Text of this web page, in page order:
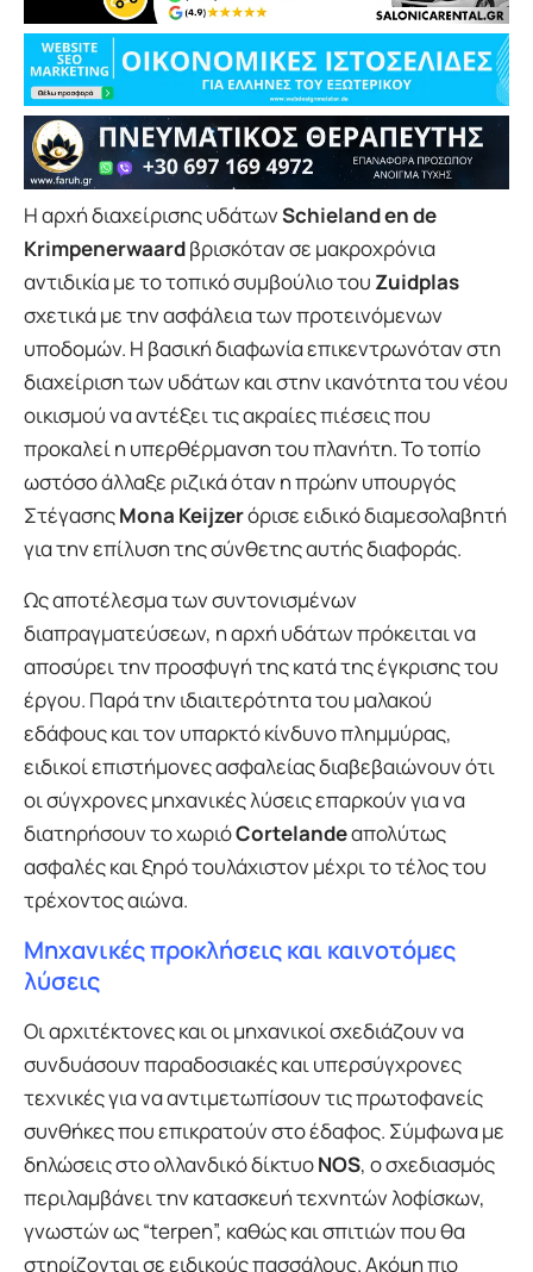
Η αρχή διαχείρισης υδάτωνSchieland en de
Krimpenerwaardβρισκόταν σε μακροχρόνια
αντιδικία με το τοπικό συμβούλιο του Zuidplas
σχετικά με την ασφάλεια των προτεινόμενων
υποδομών. Η βασική διαφωνία επικεντρωνόταν στη
διαχείριση των υδάτων και στην ικανότητα του νέου
οικισμού να αντέξει τις ακραίες πιέσεις που
προκαλεί η υπερθέρμανση του πλανήτη. Το τοπίο
ωστόσο άλλαξε ριζικά όταν η πρώην υπουργός
ΣτέγασηςMona Keijzerόρισε ειδικό διαμεσολαβητή
για την επίλυση της σύνθετης αυτής διαφοράς.
Ως αποτέλεσμα των συντονισμένων
διαπραγματεύσεων, η αρχή υδάτων πρόκειται να
αποσύρει την προσφυγή της κατά της έγκρισης του
έργου. Παρά την ιδιαιτερότητα του μαλακού
εδάφους και τον υπαρκτό κίνδυνο πλημμύρας,
ειδικοί επιστήμονες ασφαλείας διαβεβαιώνουν ότι
οι σύγχρονες μηχανικές λύσεις επαρκούν για να
διατηρήσουν το χωριόCortelandeαπολύτως
ασφαλές και ξηρό τουλάχιστον μέχρι το τέλος του
τρέχοντος αιώνα.
Μηχανικές προκλήσεις και καινοτόμες
λύσεις
Οι αρχιτέκτονες και οι μηχανικοί σχεδιάζουν να
συνδυάσουν παραδοσιακές και υπερσύγχρονες
τεχνικές για να αντιμετωπίσουν τις πρωτοφανείς
συνθήκες που επικρατούν στο έδαφος. Σύμφωνα με
δηλώσεις στο ολλανδικό δίκτυοNOS, ο σχεδιασμός
περιλαμβάνει την κατασκευή τεχνητών λοφίσκων,
γνωστών ως “terpen”, καθώς και σπιτιών που θα
στηρίζονται σε ειδικούς πασσάλους. Ακόμη πιο